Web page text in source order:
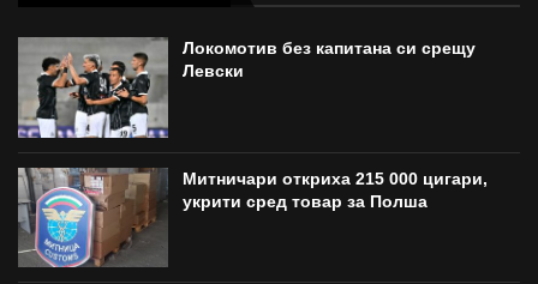
Локомотив без капитана си срещу
Левски
Митничари откриха 215 000 цигари,
укрити сред товар за Полша